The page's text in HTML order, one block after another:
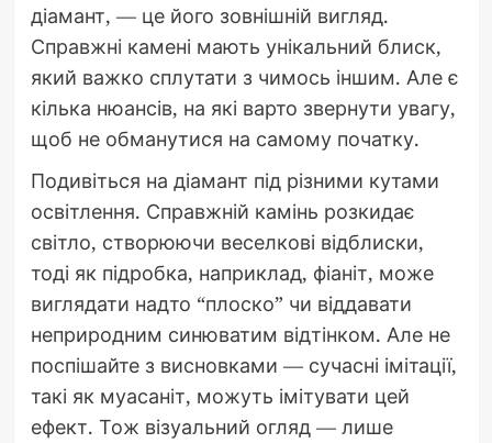
діамант, — це його зовнішній вигляд.
Справжні камені мають унікальний блиск,
який важко сплутати з чимось іншим. Але є
кілька нюансів, на які варто звернути увагу,
щоб не обманутися на самому початку.
Подивіться на діамант під різними кутами
освітлення. Справжній камінь розкидає
світло, створюючи веселкові відблиски,
тоді як підробка, наприклад, фіаніт, може
виглядати надто “плоско” чи віддавати
неприродним синюватим відтінком. Але не
поспішайте з висновками — сучасні імітації,
такі як муасаніт, можуть імітувати цей
ефект. Тож візуальний огляд — лише